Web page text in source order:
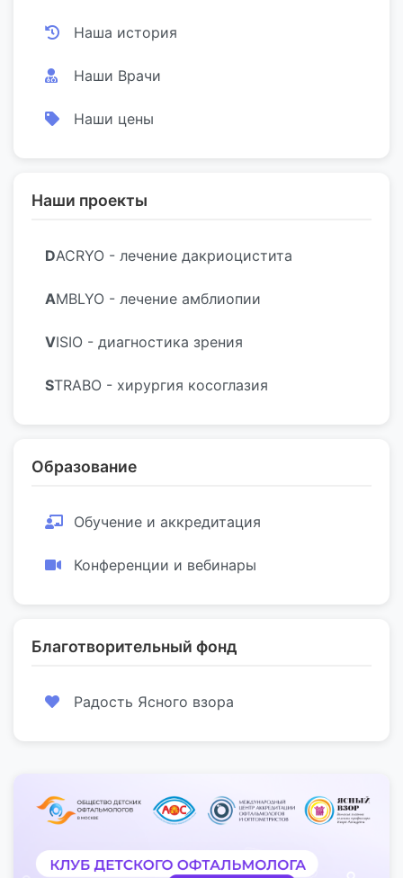
Наша история
Наши Врачи
Наши цены
Наши проекты
DACRYO - лечение дакриоцистита
AMBLYO - лечение амблиопии
VISIO - диагностика зрения
STRABO - хирургия косоглазия
Образование
Обучение и аккредитация
Конференции и вебинары
Благотворительный фонд
Радость Ясного взора